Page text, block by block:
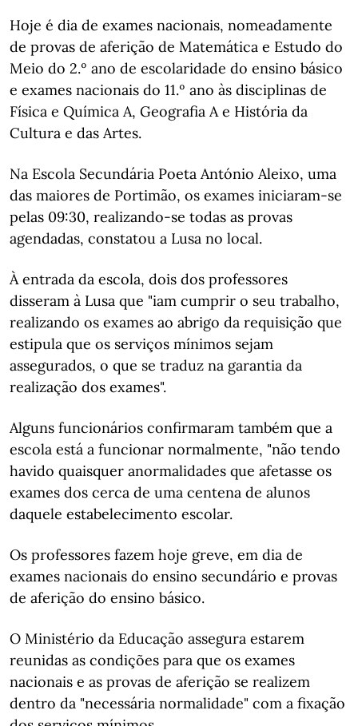
Hoje é dia de exames nacionais, nomeadamente
de provas de aferição de Matemática e Estudo do
Meio do 2.º ano de escolaridade do ensino básico
e exames nacionais do 11.º ano às disciplinas de
Física e Química A, Geografia A e História da
Cultura e das Artes.
Na Escola Secundária Poeta António Aleixo, uma
das maiores de Portimão, os exames iniciaram-se
pelas 09:30, realizando-se todas as provas
agendadas, constatou a Lusa no local.
À entrada da escola, dois dos professores
disseram à Lusa que "iam cumprir o seu trabalho,
realizando os exames ao abrigo da requisição que
estipula que os serviços mínimos sejam
assegurados, o que se traduz na garantia da
realização dos exames".
Alguns funcionários confirmaram também que a
escola está a funcionar normalmente, "não tendo
havido quaisquer anormalidades que afetasse os
exames dos cerca de uma centena de alunos
daquele estabelecimento escolar.
Os professores fazem hoje greve, em dia de
exames nacionais do ensino secundário e provas
de aferição do ensino básico.
O Ministério da Educação assegura estarem
reunidas as condições para que os exames
nacionais e as provas de aferição se realizem
dentro da "necessária normalidade" com a fixação